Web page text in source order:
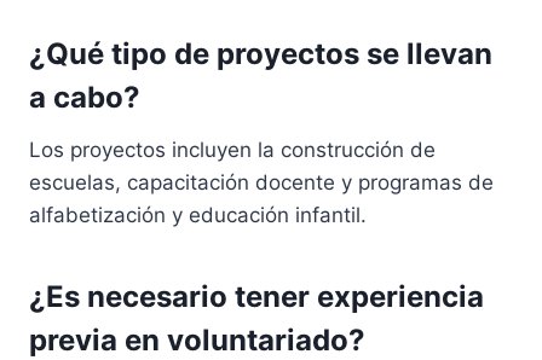
¿Qué tipo de proyectos se llevan
a cabo?
Los proyectos incluyen la construcción de
escuelas, capacitación docente y programas de
alfabetización y educación infantil.
¿Es necesario tener experiencia
previa en voluntariado?